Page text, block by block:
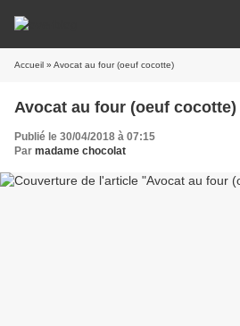
Accueil » Avocat au four (oeuf cocotte)
Avocat au four (oeuf cocotte)
Publié le 30/04/2018 à 07:15
Par madame chocolat